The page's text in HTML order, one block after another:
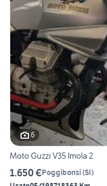
6
Moto Guzzi V35 Imola 2
1.650 €Poggibonsi(SI)